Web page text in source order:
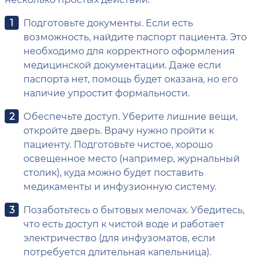
Подготовьте документы. Если есть
возможность, найдите паспорт пациента. Это
необходимо для корректного оформления
медицинской документации. Даже если
паспорта нет, помощь будет оказана, но его
наличие упростит формальности.
Обеспечьте доступ. Уберите лишние вещи,
откройте дверь. Врачу нужно пройти к
пациенту. Подготовьте чистое, хорошо
освещенное место (например, журнальный
столик), куда можно будет поставить
медикаменты и инфузионную систему.
Позаботьтесь о бытовых мелочах. Убедитесь,
что есть доступ к чистой воде и работает
электричество (для инфузоматов, если
потребуется длительная капельница).